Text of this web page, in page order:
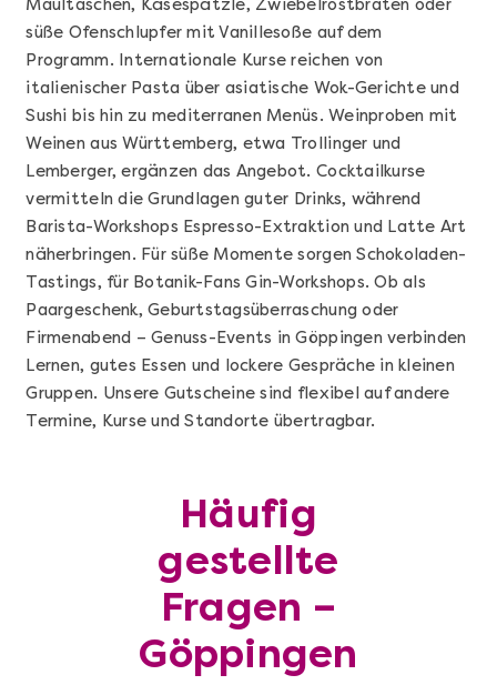
Mehr anzeigen
Grundkurs Sushi
Sushi Basic Kurs Bonn
Maultaschen, Käsespätzle, Zwiebelrostbraten oder
süße Ofenschlupfer mit Vanillesoße auf dem
Programm. Internationale Kurse reichen von
italienischer Pasta über asiatische Wok-Gerichte und
Sushi bis hin zu mediterranen Menüs. Weinproben mit
Weinen aus Württemberg, etwa Trollinger und
Lemberger, ergänzen das Angebot. Cocktailkurse
vermitteln die Grundlagen guter Drinks, während
Barista-Workshops Espresso-Extraktion und Latte Art
näherbringen. Für süße Momente sorgen Schokoladen-
Tastings, für Botanik-Fans Gin-Workshops. Ob als
Paargeschenk, Geburtstagsüberraschung oder
Firmenabend – Genuss-Events in Göppingen verbinden
Lernen, gutes Essen und lockere Gespräche in kleinen
Gruppen. Unsere Gutscheine sind flexibel auf andere
Termine, Kurse und Standorte übertragbar.
Häufig
gestellte
Fragen –
Göppingen